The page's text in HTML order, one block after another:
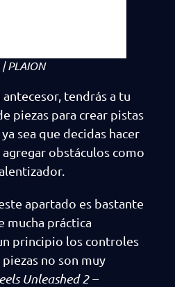
PLAION
tendrás a tu
piezas para crear pistas
sea que decidas hacer
obstáculos como
apartado es bastante
mucha práctica
principio los controles
no son muy
Unleashed 2 –